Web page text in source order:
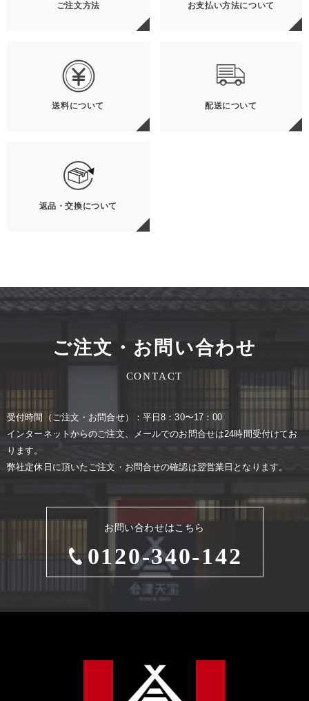
ご注文方法 お支払い方法について
送料について 配送について
返品・交換について
ご注文・お問い合わせ
CONTACT
お問い合わせはこちら
0120-340-142
受付時間（ご注⽂・お問合せ）：平⽇8：30〜17：00
インターネットからのご注⽂、メールでのお問合せは24時間受付けてお
ります。
弊社定休⽇に頂いたご注⽂・お問合せの確認は翌営業⽇となります。